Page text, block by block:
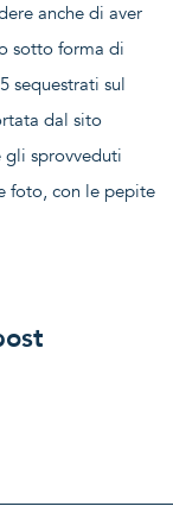
anche di aver
sotto forma di
sequestrati sul
dal sito
gli sprovveduti
foto, con le pepite